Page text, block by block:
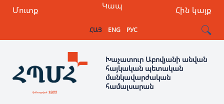
Մուտք Հին կայք
Կապ
ՀԱՅ ENG РУС
Խաչատուր Աբովյանի անվան
հայկական պետական
մանկավարժական
համալսարան